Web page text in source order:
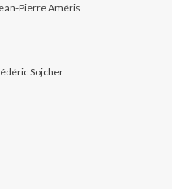
Pierre Améris
Sojcher